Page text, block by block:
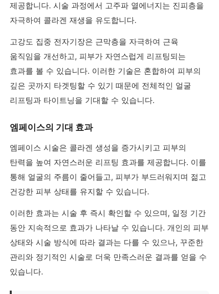
제공합니다. 시술 과정에서 고주파 열에너지는 진피층을
자극하여 콜라겐 재생을 유도합니다.
고강도 집중 전자기장은 근막층을 자극하여 근육
움직임을 개선하고, 피부가 자연스럽게 리프팅되는
효과를 볼 수 있습니다. 이러한 기술은 혼합하여 피부의
깊은 곳까지 타겟팅할 수 있기 때문에 전체적인 얼굴
리프팅과 타이트닝을 기대할 수 있습니다.
엠페이스의 기대 효과
엠페이스 시술은 콜라겐 생성을 증가시키고 피부의
탄력을 높여 자연스러운 리프팅 효과를 제공합니다. 이를
통해 얼굴의 주름이 줄어들고, 피부가 부드러워지며 젊고
건강한 피부 상태를 유지할 수 있습니다.
이러한 효과는 시술 후 즉시 확인할 수 있으며, 일정 기간
동안 지속적으로 효과가 나타날 수 있습니다. 개인의 피부
상태와 시술 방식에 따라 결과는 다를 수 있으나, 꾸준한
관리와 정기적인 시술로 더욱 만족스러운 결과를 얻을 수
있습니다.